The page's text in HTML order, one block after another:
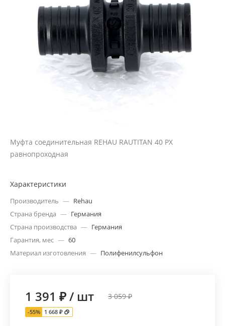
Муфта соединительная REHAU RAUTITAN 40 PX
равнопроходная
Характеристики
Производитель — Rehau
Страна бренда — Германия
Страна производства — Германия
Гарантия, мес — 60
Материал изготовления — Полифенилсульфон
1 391 ₽/ шт 3 059 ₽
-55% 1 668 ₽